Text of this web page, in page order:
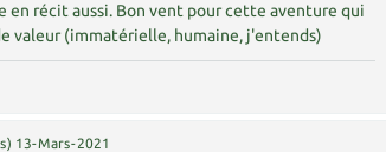
en récit aussi. Bon vent pour cette aventure qui
valeur (immatérielle, humaine, j'entends)
13-Mars-2021